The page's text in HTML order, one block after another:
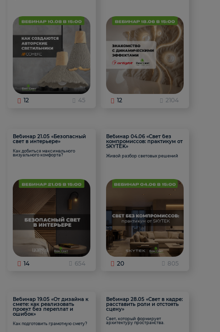
12 45 12 2104
Вебинар 21.05 «Безопасный
свет в интерьере»
Как добиться максимального
визуального комфорта?
14 654
Вебинар 04.06 «Свет без
компромиссов: практикум от
SKYTEK»
Живой разбор световых решений
20 805
Вебинар 19.05 «От дизайна к
смете: как реализовать
проект без переплат и
ошибок»
Как подготовить грамотную смету?
Вебинар 28.05 «Свет в кадре:
расставить роли и отстоять
сцену»
Свет, который формирует
архитектуру пространства.